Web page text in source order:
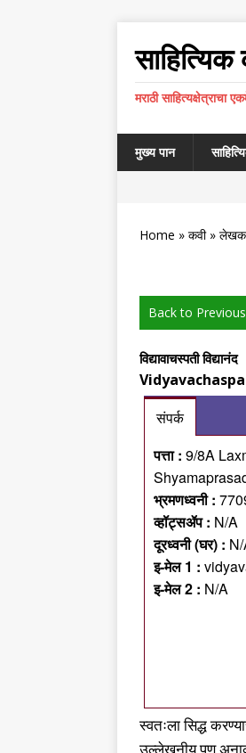
मराठी
मुख्य पान
Home » कवी» लेखक
Back to
विद्यावाचस्पती विद्यानंद
संपर्क
पत्ता : 9/8A
भ्रमणध्वनी :
व्हॉट्सॲप : N/A
दूरध्वनी (घर) :
इ-मेल 1 :
इ-मेल 2 : N/A
स्वतःला सिद्ध